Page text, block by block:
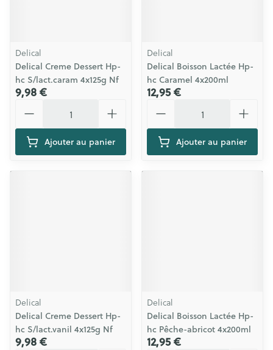
Delical
Delical Creme Dessert Hp-
hc S/lact.caram 4x125g Nf
9,98 €
Ajouter au panier
Delical
Delical Boisson Lactée Hp-
hc Caramel 4x200ml
12,95 €
Ajouter au panier
Delical
Delical Creme Dessert Hp-
hc S/lact.vanil 4x125g Nf
9,98 €
Delical
Delical Boisson Lactée Hp-
hc Pêche-abricot 4x200ml
12,95 €